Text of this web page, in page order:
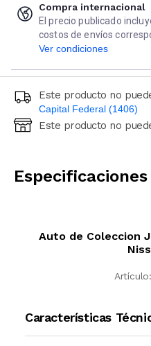
Compra internacional
El precio publicado
costos de envíos
Ver condiciones
Este producto no
Capital Federal (1406)
Ingresá código postal
Este producto no
Auto de Coleccion
Artículo:
Características